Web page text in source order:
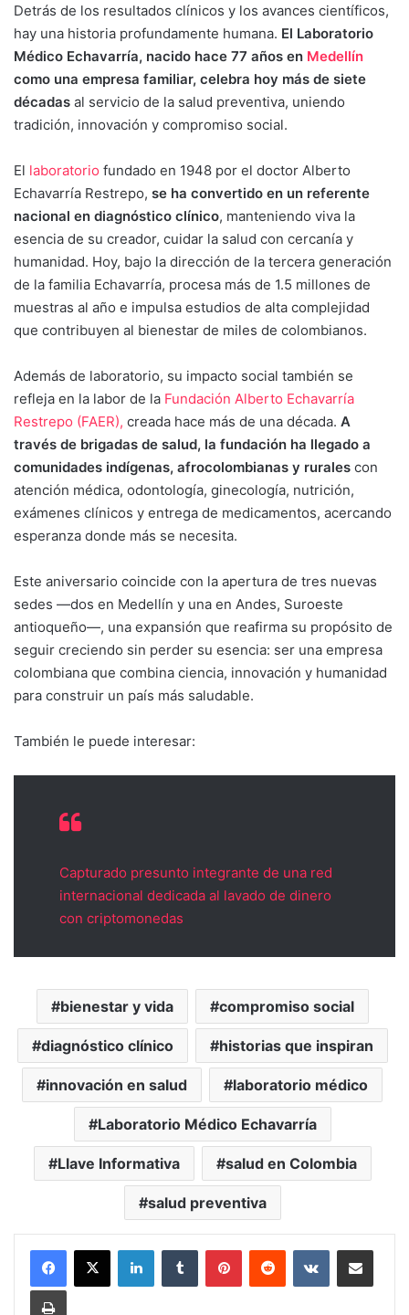
Detrás de los resultados clínicos y los avances científicos,
hay una historia profundamente humana. El Laboratorio
Médico Echavarría, nacido hace 77 años en Medellín
como una empresa familiar, celebra hoy más de siete
décadas al servicio de la salud preventiva, uniendo
tradición, innovación y compromiso social.
El laboratorio fundado en 1948 por el doctor Alberto
Echavarría Restrepo, se ha convertido en un referente
nacional en diagnóstico clínico, manteniendo viva la
esencia de su creador, cuidar la salud con cercanía y
humanidad. Hoy, bajo la dirección de la tercera generación
de la familia Echavarría, procesa más de 1.5 millones de
muestras al año e impulsa estudios de alta complejidad
que contribuyen al bienestar de miles de colombianos.
Además de laboratorio, su impacto social también se
refleja en la labor de la Fundación Alberto Echavarría
Restrepo (FAER), creada hace más de una década. A
través de brigadas de salud, la fundación ha llegado a
comunidades indígenas, afrocolombianas y rurales con
atención médica, odontología, ginecología, nutrición,
exámenes clínicos y entrega de medicamentos, acercando
esperanza donde más se necesita.
Este aniversario coincide con la apertura de tres nuevas
sedes —dos en Medellín y una en Andes, Suroeste
antioqueño—, una expansión que reafirma su propósito de
seguir creciendo sin perder su esencia: ser una empresa
colombiana que combina ciencia, innovación y humanidad
para construir un país más saludable.
También le puede interesar:
Capturado presunto integrante de una red
internacional dedicada al lavado de dinero
con criptomonedas
bienestar y vida compromiso social
diagnóstico clínico historias que inspiran
innovación en salud laboratorio médico
Laboratorio Médico Echavarría
Llave Informativa salud en Colombia
salud preventiva
LinkedInTumblr PinterestReddit VKontakteCompartir vía Mail
Print